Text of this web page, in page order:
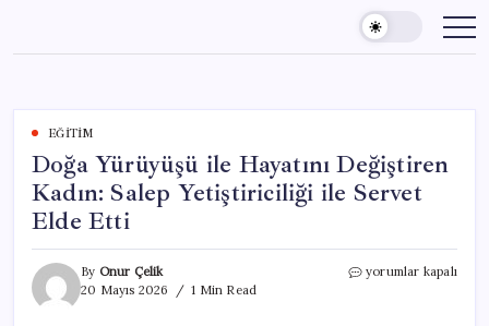
content
EĞITIM
Doğa Yürüyüşü ile Hayatını Değiştiren
Kadın: Salep Yetiştiriciliği ile Servet
Elde Etti
By Onur Çelik
20 Mayıs 2026
1 Min Read
Doğa
yorumlar kapalı